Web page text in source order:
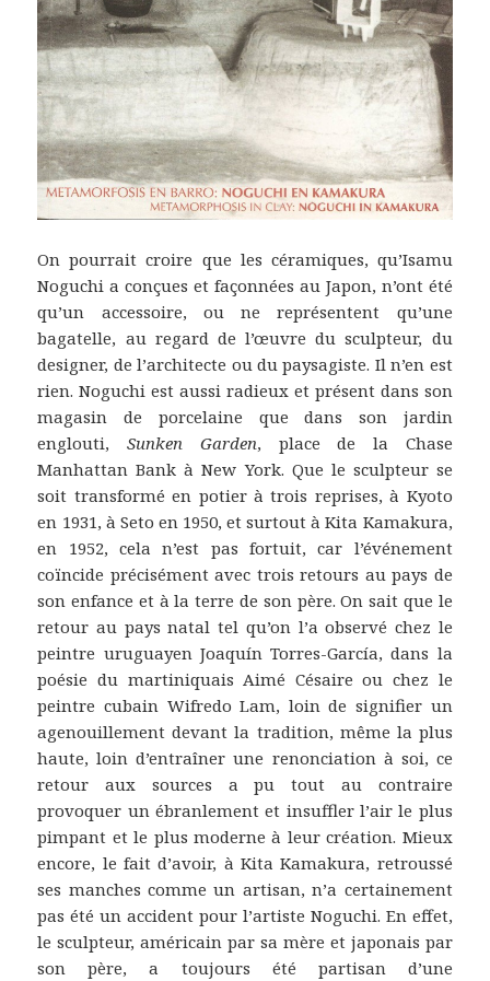
On pourrait croire que les céramiques, qu’Isamu
Noguchi a conçues et façonnées au Japon, n’ont été
qu’un accessoire, ou ne représentent qu’une
bagatelle, au regard de l’œuvre du sculpteur, du
designer, de l’architecte ou du paysagiste. Il n’en est
rien. Noguchi est aussi radieux et présent dans son
magasin de porcelaine que dans son jardin
englouti,Sunken Garden, place de la Chase
Manhattan Bank à New York. Que le sculpteur se
soit transformé en potier à trois reprises, à Kyoto
en 1931, à Seto en 1950, et surtout à Kita Kamakura,
en 1952, cela n’est pas fortuit, car l’événement
coïncide précisément avec trois retours au pays de
son enfance et à la terre de son père. On sait que le
retour au pays natal tel qu’on l’a observé chez le
peintre uruguayen Joaquín Torres-García, dans la
poésie du martiniquais Aimé Césaire ou chez le
peintre cubain Wifredo Lam, loin de signifier un
agenouillement devant la tradition, même la plus
haute, loin d’entraîner une renonciation à soi, ce
retour aux sources a pu tout au contraire
provoquer un ébranlement et insuffler l’air le plus
pimpant et le plus moderne à leur création. Mieux
encore, le fait d’avoir, à Kita Kamakura, retroussé
ses manches comme un artisan, n’a certainement
pas été un accident pour l’artiste Noguchi. En effet,
le sculpteur, américain par sa mère et japonais par
son père, a toujours été partisan d’une